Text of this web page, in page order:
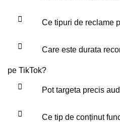
Ce tipuri de reclame
Care este durata
pe TikTok?
Pot targeta precis
Ce tip de conținut